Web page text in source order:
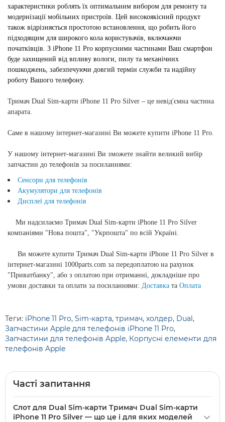
характеристики роблять їх оптимальним вибором для ремонту та
модернізації мобільних пристроїв. Цей високоякісний продукт
також відрізняється простотою встановлення, що робить його
підходящим для широкого кола користувачів, включаючи
початківців. З iPhone 11 Pro корпусними частинами Ваш смартфон
буде захищений від впливу вологи, пилу та механічних
пошкоджень, забезпечуючи довгий термін служби та надійну
роботу Вашого телефону.
Тримач Dual Sim-карти iPhone 11 Pro Silver – це невід'ємна частина
апарата.
Саме в нашому інтернет-магазині Ви можете купити iPhone 11 Pro.
У нашому інтернет-магазині Ви зможете знайти великий вибір
запчастин до телефонів за посиланнями:
Сенсори для телефонів
Акумулятори для телефонів
Дисплеї для телефонів
Ми надсилаємо Тримач Dual Sim-карти iPhone 11 Pro Silver
компаніями "Нова пошта", "Укрпошта" по всій Україні.
Ви можете купити Тримач Dual Sim-карти iPhone 11 Pro Silver в
інтернет-магазині 1000parts.com за передоплатою на рахунок
"Приватбанку", або з оплатою при отриманні, докладніше про
умови доставки та оплати за посиланнями: Доставка та Оплата
Теги: iPhone 11 Pro, Sim-карта, тримач, холдер, Dual,
Запчастини Apple для телефонів iPhone 11 Pro,
Запчастини для телефонів Apple, Корпусні елементи для
телефонів Apple
Часті запитання
Слот для Dual Sim-карти Тримач Dual Sim-карти
iPhone 11 Pro Silver — що це і для яких моделей